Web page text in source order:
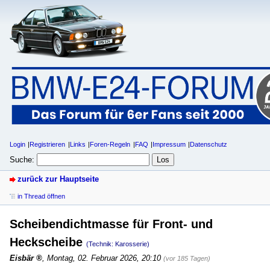
Login Registrieren Links Foren-Regeln FAQ Impressum Datenschutz
Suche:
zurück zur Hauptseite
in Thread öffnen
Scheibendichtmasse für Front- und
Heckscheibe (Technik: Karosserie)
Eisbär Montag, 02. Februar 2026, 20:10 (vor 185 Tagen)